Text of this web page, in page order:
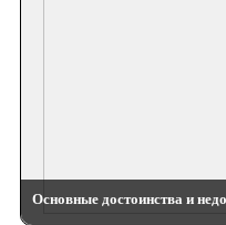
Основные достоинства и